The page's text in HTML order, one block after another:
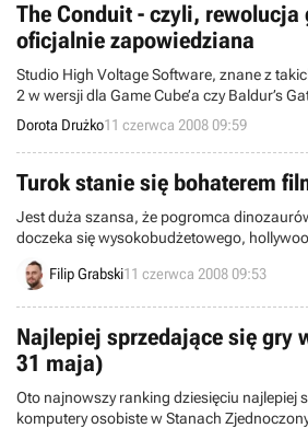
The Conduit - czyli, rewolucja
oficjalnie zapowiedziana
Studio High Voltage Software, znane z
2 w wersji dla Game Cube’a czy Baldur’s
oficjalnie zapowiedziało The Conduit -
mniej więcej w czasach obecnych. Jest on
specjalnie z myślą o Wii.
Dorota Drużko11 czerwca 2008 09:59
Turok stanie się bohaterem
Jest duża szansa, że pogromca
doczeka się wysokobudżetowego,
Filip Grabski11 czerwca 2008 09:53
Najlepiej sprzedające się gry
31 maja)
Oto najnowszy ranking dziesięciu najlepiej sprzedających się gier na
komputery osobiste w Stanach